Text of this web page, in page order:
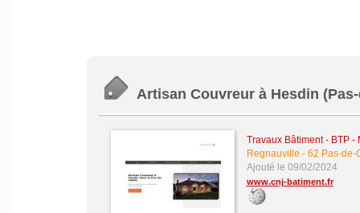
Artisan Couvreur à Hesdin
Travaux Bâtiment - BTP
Regnauville - 62 Pas-de-
Ajouté le 09/02/2024
www.cnj-batiment.fr